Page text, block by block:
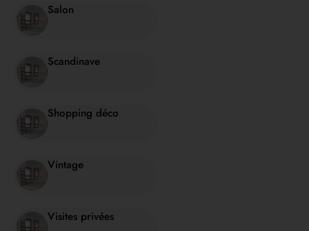
Salon
Scandinave
Shopping déco
Vintage
Visites privées